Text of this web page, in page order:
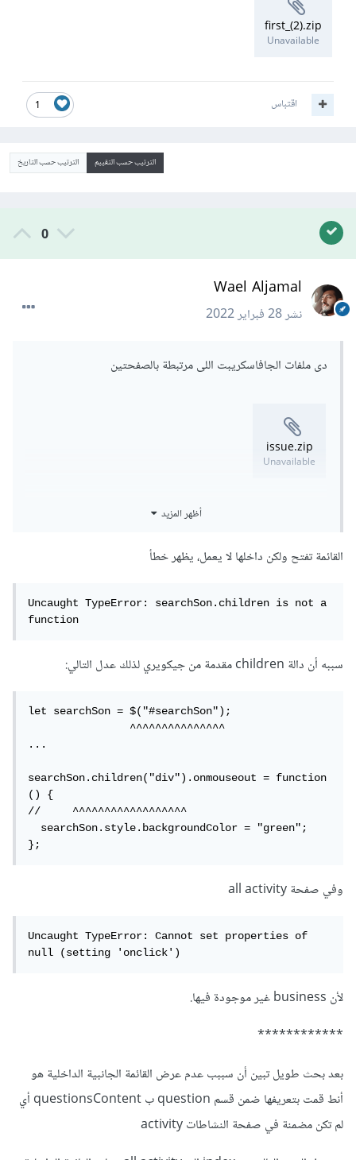
first_(2).zip
Unavailable
1 اقتباس
الترتيب حسب التقييم الترتيب حسب التاريخ
0
Wael Aljamal
نشر28 فبراير 2022
دى ملفات الجافاسكريبت اللى مرتبطة بالصفحتين
issue.zip
Unavailable
أظهر المزيد
القائمة تفتح ولكن داخلها لا يعمل، يظهر خطأ
Uncaught TypeError: searchSon.children is not a
function
سببه أن دالة children مقدمة من جيكويري لذلك عدل التالي:
let searchSon = $("#searchSon");
                ^^^^^^^^^^^^^^^
...
searchSon.children("div").onmouseout = function
() {
//     ^^^^^^^^^^^^^^^^^^
  searchSon.style.backgroundColor = "green";
};
وفي صفحة all activity
Uncaught TypeError: Cannot set properties of
null (setting 'onclick')
لأن business غير موجودة فيها.
************
بعد بحث طويل تبين أن سببب عدم عرض القائمة الجانبية الداخلية هو
أنط قمت بتعريفها ضمن قسم question ب questionsContent أي
لم تكن مضمنة في صفحة النشاطات activity